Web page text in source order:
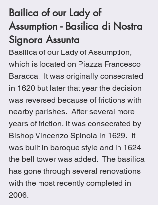
Bailica of our Lady of
Assumption - Basilica di Nostra
Signora Assunta
Basilica of our Lady of Assumption,
which is located on Piazza Francesco
Baracca.  It was originally consecrated
in 1620 but later that year the decision
was reversed because of frictions with
nearby parishes.  After several more
years of friction, it was consecrated by
Bishop Vincenzo Spinola in 1629.  It
was built in baroque style and in 1624
the bell tower was added.  The basilica
has gone through several renovations
with the most recently completed in
2006.